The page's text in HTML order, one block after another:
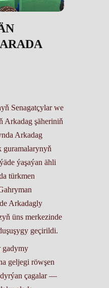
Senagatçylar we
Arkadag şäheriniň
Arkadag
guramalarynyň
ýaşaýan ähli
türkmen
Arkadagly
üns merkezinde
geçirildi.
gadymy
geljegi röwşen
çagalar —